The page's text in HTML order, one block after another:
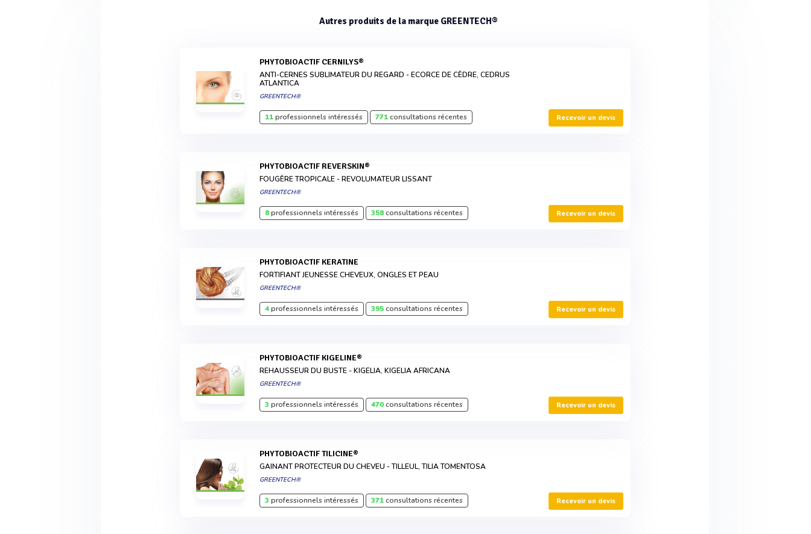
Autres produits de la marque GREENTECH®
PHYTOBIOACTIF CERNILYS®
ANTI-CERNES SUBLIMATEUR DU REGARD - ECORCE DE CÈDRE, CEDRUS
ATLANTICA
GREENTECH®
11professionnels intéressés 771consultations récentes Recevoir un devis
PHYTOBIOACTIF REVERSKIN®
FOUGÈRE TROPICALE - REVOLUMATEUR LISSANT
GREENTECH®
8professionnels intéressés 358consultations récentes Recevoir un devis
PHYTOBIOACTIF KERATINE
FORTIFIANT JEUNESSE CHEVEUX, ONGLES ET PEAU
GREENTECH®
4professionnels intéressés 395consultations récentes Recevoir un devis
PHYTOBIOACTIF KIGELINE®
REHAUSSEUR DU BUSTE - KIGELIA, KIGELIA AFRICANA
GREENTECH®
3 professionnels intéressés 470consultations récentes Recevoir un devis
PHYTOBIOACTIF TILICINE®
GAINANT PROTECTEUR DU CHEVEU - TILLEUL, TILIA TOMENTOSA
GREENTECH®
3 professionnels intéressés 371consultations récentes Recevoir un devis